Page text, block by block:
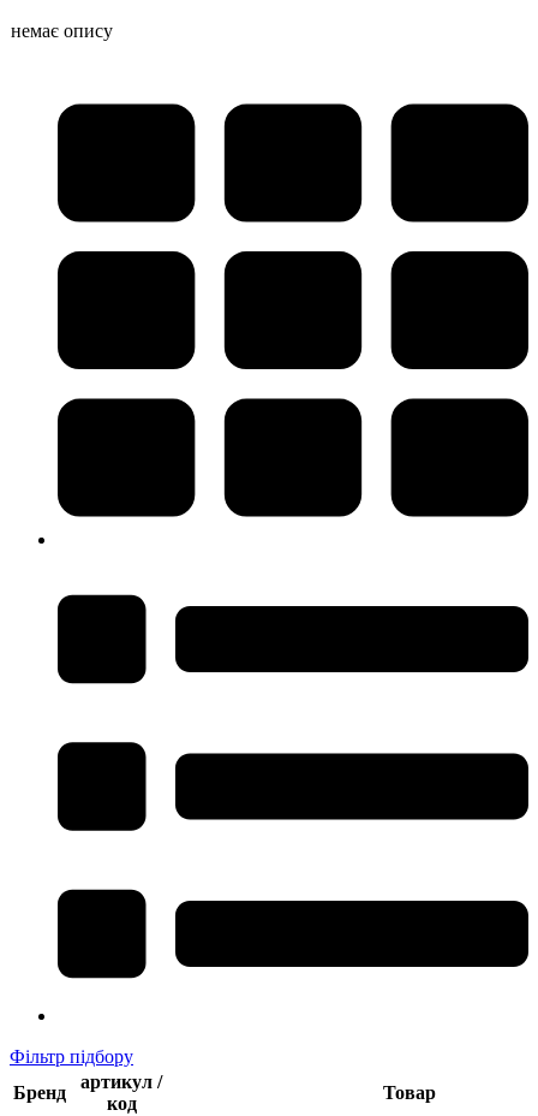
немає опису
Фільтр підбору
Бренд
артикул /
код
Товар